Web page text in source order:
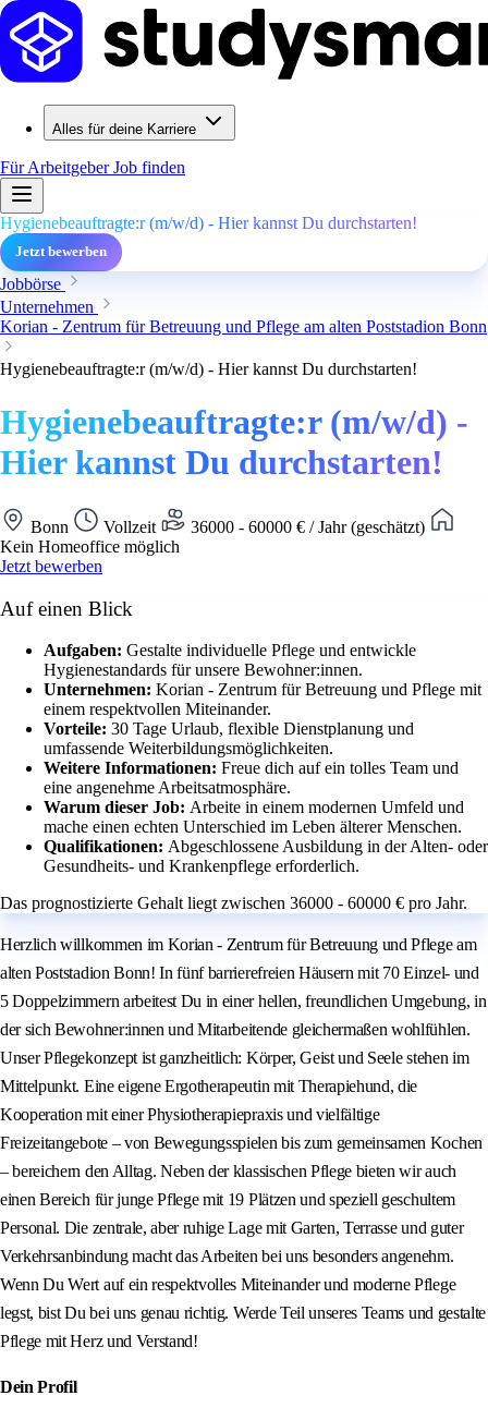
Alles für deine Karriere
Für ArbeitgeberJob finden
Hygienebeauftragte:r (m/w/d) - Hier kannst Du durchstarten!
Jetzt bewerben
Jobbörse
Unternehmen
Korian - Zentrum für Betreuung und Pflege am alten Poststadion Bonn
Hygienebeauftragte:r (m/w/d) - Hier kannst Du durchstarten!
Hygienebeauftragte:r (m/w/d) -
Hier kannst Du durchstarten!
Bonn Vollzeit
36000 - 60000 € / Jahr (geschätzt)
Kein Homeoffice möglich
Jetzt bewerben
Auf einen Blick
Aufgaben: Gestalte individuelle Pflege und entwickle
Hygienestandards für unsere Bewohner:innen.
Unternehmen: Korian - Zentrum für Betreuung und Pflege mit
einem respektvollen Miteinander.
Vorteile: 30 Tage Urlaub, flexible Dienstplanung und
umfassende Weiterbildungsmöglichkeiten.
Weitere Informationen: Freue dich auf ein tolles Team und
eine angenehme Arbeitsatmosphäre.
Warum dieser Job: Arbeite in einem modernen Umfeld und
mache einen echten Unterschied im Leben älterer Menschen.
Qualifikationen: Abgeschlossene Ausbildung in der Alten- oder
Gesundheits- und Krankenpflege erforderlich.
Das prognostizierte Gehalt liegt zwischen 36000 - 60000 € pro Jahr.
Herzlich willkommen im Korian - Zentrum für Betreuung und Pflege am
alten Poststadion Bonn! In fünf barrierefreien Häusern mit 70 Einzel- und
5 Doppelzimmern arbeitest Du in einer hellen, freundlichen Umgebung, in
der sich Bewohner:innen und Mitarbeitende gleichermaßen wohlfühlen.
Unser Pflegekonzept ist ganzheitlich: Körper, Geist und Seele stehen im
Mittelpunkt. Eine eigene Ergotherapeutin mit Therapiehund, die
Kooperation mit einer Physiotherapiepraxis und vielfältige
Freizeitangebote – von Bewegungsspielen bis zum gemeinsamen Kochen
– bereichern den Alltag. Neben der klassischen Pflege bieten wir auch
einen Bereich für junge Pflege mit 19 Plätzen und speziell geschultem
Personal. Die zentrale, aber ruhige Lage mit Garten, Terrasse und guter
Verkehrsanbindung macht das Arbeiten bei uns besonders angenehm.
Wenn Du Wert auf ein respektvolles Miteinander und moderne Pflege
legst, bist Du bei uns genau richtig. Werde Teil unseres Teams und gestalte
Pflege mit Herz und Verstand!
Dein Profil